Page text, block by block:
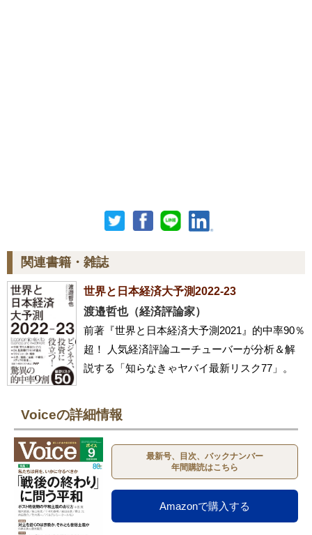
関連書籍・雑誌
世界と日本経済大予測2022-23
渡邉哲也（経済評論家）
前著『世界と日本経済大予測2021』的中率90％
超！ 人気経済評論ユーチューバーが分析＆解
説する「知らなきゃヤバイ最新リスク77」。
Voiceの詳細情報
最新号、目次、バックナンバー
年間購読はこちら
Amazonで購入する